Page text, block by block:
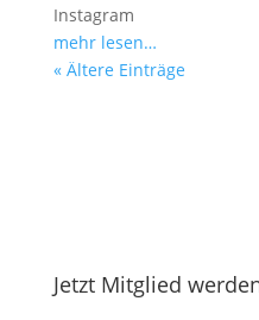
Instagram
mehr lesen…
« Ältere Einträge
Jetzt Mitglied